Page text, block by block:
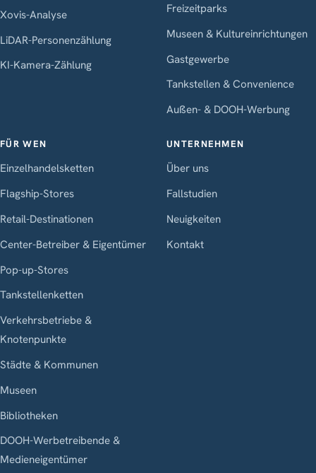
Xovis-Analyse
LiDAR-Personenzählung
KI-Kamera-Zählung
Freizeitparks
Museen & Kultureinrichtungen
Gastgewerbe
Tankstellen & Convenience
Außen- & DOOH-Werbung
FÜR WEN
Einzelhandelsketten
Flagship-Stores
Retail-Destinationen
Center-Betreiber & Eigentümer
Pop-up-Stores
Tankstellenketten
Verkehrsbetriebe &
Knotenpunkte
Städte & Kommunen
Museen
Bibliotheken
DOOH-Werbetreibende &
Medieneigentümer
UNTERNEHMEN
Über uns
Fallstudien
Neuigkeiten
Kontakt